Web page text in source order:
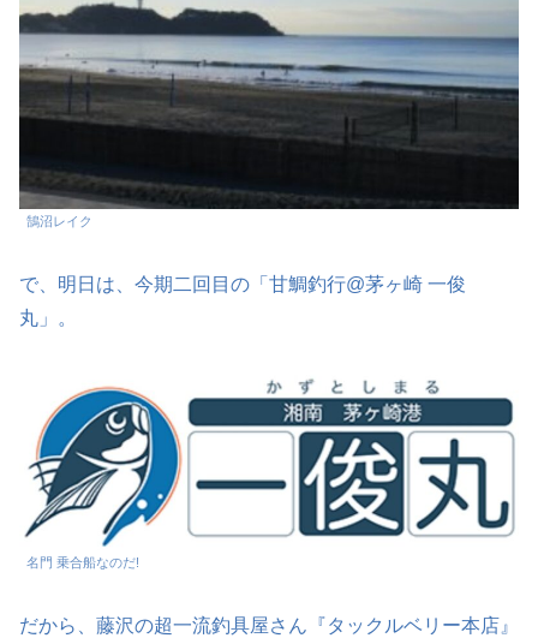
鵠沼レイク
で、明日は、今期二回目の「甘鯛釣行@茅ヶ崎 一俊
丸」。
名門 乗合船なのだ!
だから、藤沢の超一流釣具屋さん『タックルベリー本店』